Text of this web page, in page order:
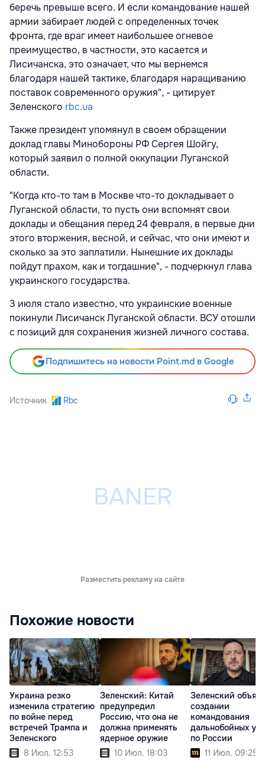
беречь превыше всего. И если командование нашей
армии забирает людей с определенных точек
фронта, где враг имеет наибольшее огневое
преимущество, в частности, это касается и
Лисичанска, это означает, что мы вернемся
благодаря нашей тактике, благодаря наращиванию
поставок современного оружия", - цитирует
Зеленского rbc.ua
Также президент упомянул в своем обращении
доклад главы Минобороны РФ Сергея Шойгу,
который заявил о полной оккупации Луганской
области.
"Когда кто-то там в Москве что-то докладывает о
Луганской области, то пусть они вспомнят свои
доклады и обещания перед 24 февраля, в первые дни
этого вторжения, весной, и сейчас, что они имеют и
сколько за это заплатили. Нынешние их доклады
пойдут прахом, как и тогдашние", - подчеркнул глава
украинского государства.
3 июля стало известно, что украинские военные
покинули Лисичанск Луганской области. ВСУ отошли
с позиций для сохранения жизней личного состава.
Подпишитесь на новости Point.md в Google
Источник Rbc
Разместить рекламу на сайте
Похожие новости
Украина резко
изменила стратегию
по войне перед
встречей Трампа и
Зеленского
8 Июл. 12:53
Зеленский: Китай
предупредил
Россию, что она не
должна применять
ядерное оружие
10 Июл. 18:03
Зеленский
создании
командования
дальнобойных
по России
11 Июл. 09:25